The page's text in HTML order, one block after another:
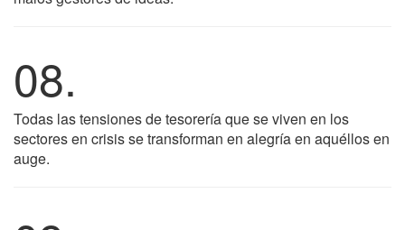
08.
Todas las tensiones de tesorería que se viven en los
sectores en crisis se transforman en alegría en aquéllos en
auge.